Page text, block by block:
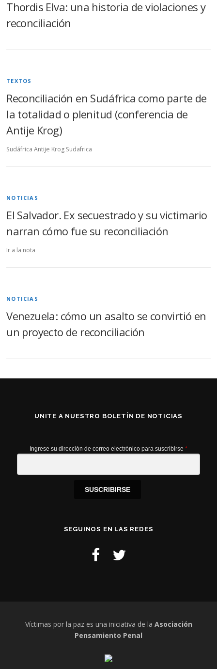
Thordis Elva: una historia de violaciones y
reconciliación
TEXTOS
Reconciliación en Sudáfrica como parte de
la totalidad o plenitud (conferencia de
Antije Krog)
Sudáfrica Antije Krog Sudafrica
NOTICIAS
El Salvador. Ex secuestrado y su victimario
narran cómo fue su reconciliación
Ir a la nota
NOTICIAS
Venezuela: cómo un asalto se convirtió en
un proyecto de reconciliación
UNITE A NUESTRO BOLETÍN DE NOTICIAS
Ingrese su dirección de correo electrónico para suscribirse *
SUSCRIBIRSE
SEGUINOS EN LAS REDES
Víctimas por la paz es una iniciativa de la Asociación
Pensamiento Penal